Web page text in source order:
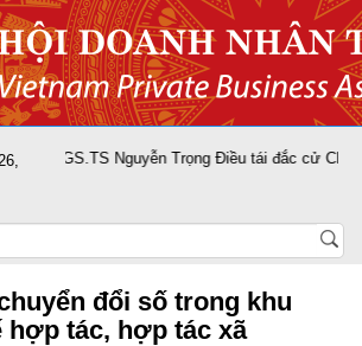
Nguyễn Trọng Điều tái đắc cử Chủ tịch Hội
đổi số trong khu
hợp tác, hợp tác xã